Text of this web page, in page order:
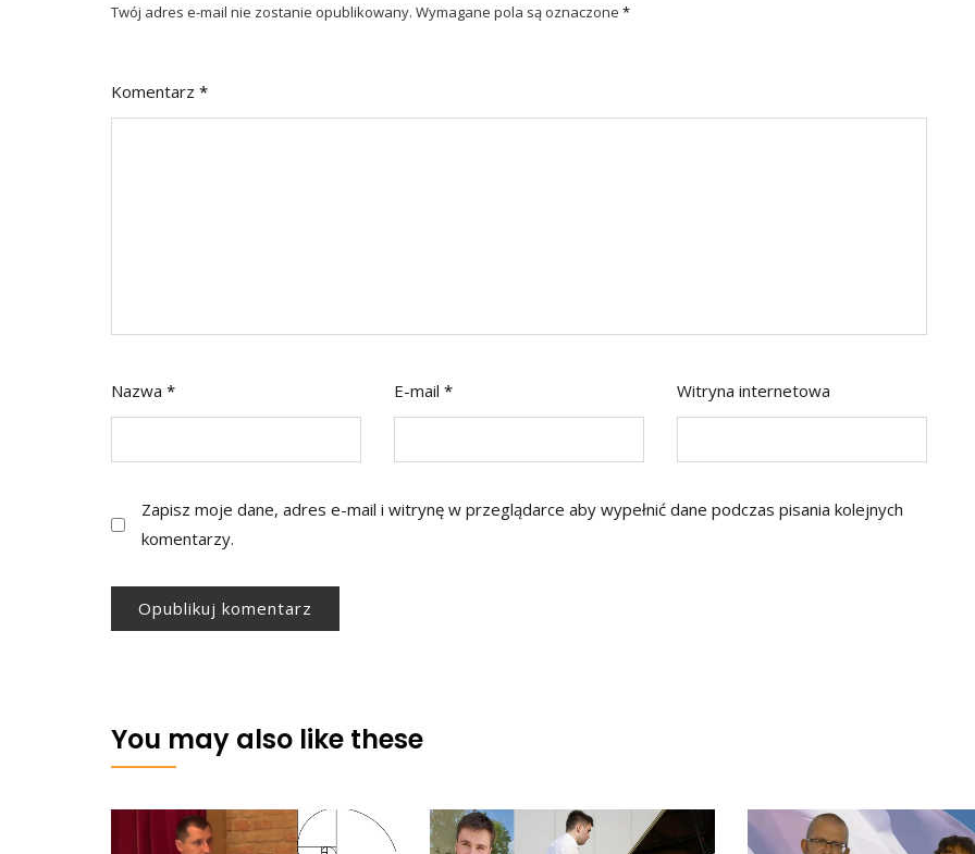
Twój adres e-mail nie zostanie opublikowany. Wymagane pola są oznaczone *
Komentarz *
Nazwa * E-mail * Witryna internetowa
Zapisz moje dane, adres e-mail i witrynę w przeglądarce aby wypełnić dane podczas pisania kolejnych
komentarzy.
You may also like these